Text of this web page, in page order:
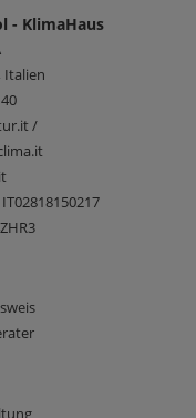
- KlimaHaus
Italien
/